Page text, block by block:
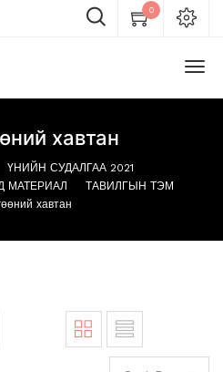
0
хавтан
ҮНИЙН СУДАЛГАА 2021
МАТЕРИАЛ
ТАВИЛГЫН ТЭМ
хавтан